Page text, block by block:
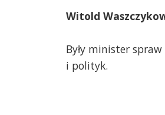
Witold
Były minister
i polityk.